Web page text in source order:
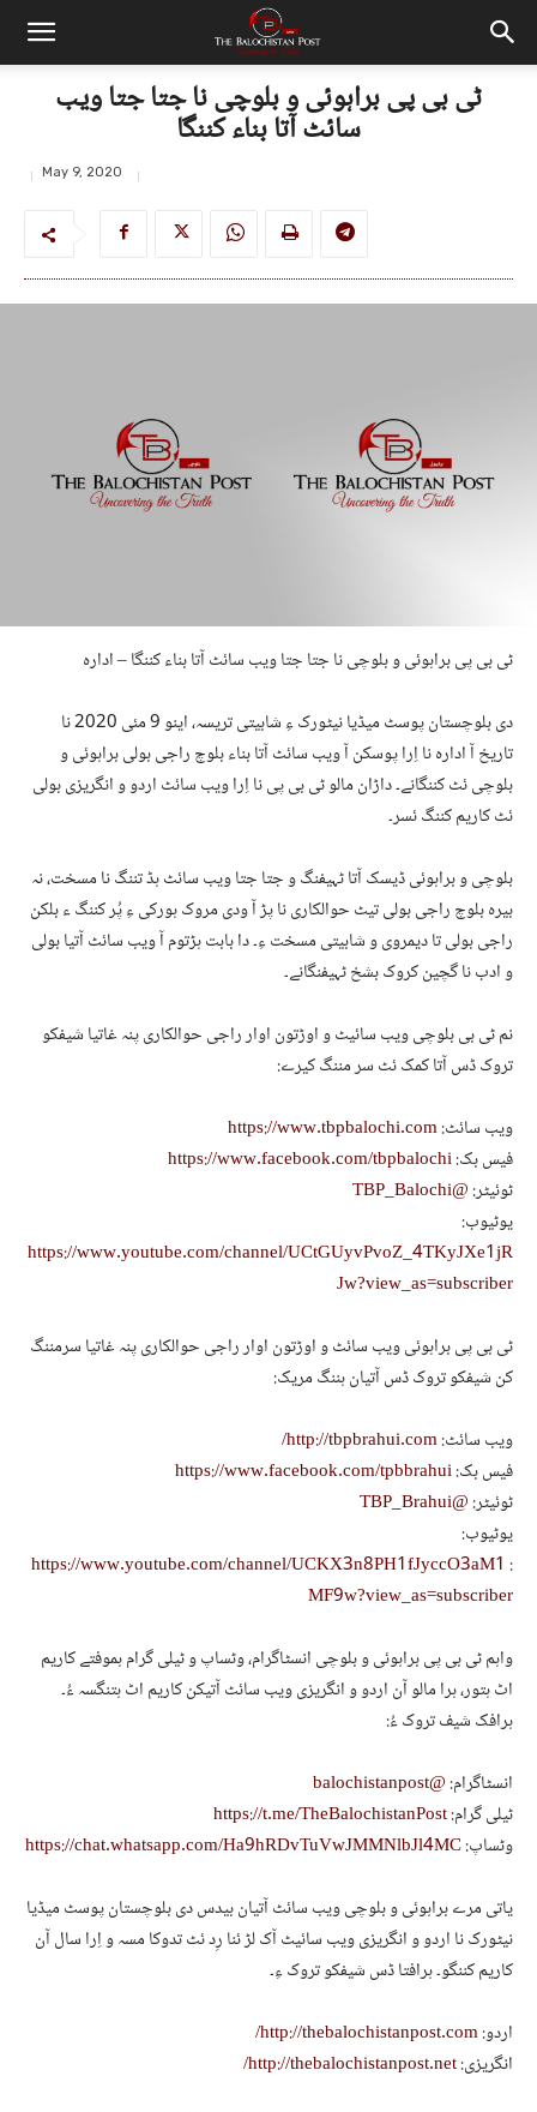
ٹی بی پی براہوئی و بلوچی نا جتا جتا ویب
سائٹ آتا بناء کننگا
May 9, 2020
ٹی بی پی براہوئی و بلوچی نا جتا جتا ویب سائٹ آتا بناء کننگا – ادارہ
دی بلوچستان پوسٹ میڈیا نیٹورک ءِ شابیتی تریسہ، اینو 9 مئی 2020 نا
تاریخ آ ادارہ نا اِرا پوسکن آ ویب سائٹ آتا بناء بلوچ راجی بولی براہوئی و
بلوچی ئٹ کننگانے۔ داڑان مالو ٹی بی پی نا اِرا ویب سائٹ اردو و انگریزی بولی
ئٹ کاریم کننگ ئسر۔
بلوچی و براہوئی ڈیسک آتا ٹہیفنگ و جتا جتا ویب سائٹ ہڈ تننگ نا مسخت، نہ
بیرہ بلوچ راجی بولی تیٹ حوالکاری نا پڑ آ ودی مروک ہورکی ءِ پُر کننگ ء بلکن
راجی بولی تا دیمروی و شابیتی مسخت ءِ۔ دا بابت ہڑتوم آ ویب سائٹ آتیا بولی
و ادب نا گچین کروک بشخ ٹہیفنگانے۔
نم ٹی بی بلوچی ویب سائیٹ و اوڑتون اوار راجی حوالکاری پنہ غاتیا شیفکو
تروک ڈس آتا کمک ئٹ سر مننگ کیرے:
ویب سائٹ:https://www.tbpbalochi.com
فیس بک:https://www.facebook.com/tbpbalochi
ٹوئیٹر:@TBP_Balochi
یوٹیوب:
https://www.youtube.com/channel/UCtGUyvPvoZ_4TKyJXe1jR
Jw?view_as=subscriber
ٹی بی پی براہوئی ویب سائٹ و اوڑتون اوار راجی حوالکاری پنہ غاتیا سرمننگ
کن شیفکو تروک ڈس آتیان ہننگ مریک:
ویب سائٹ:http://tbpbrahui.com/
فیس بک:https://www.facebook.com/tpbbrahui
ٹوئیٹر:@TBP_Brahui
یوٹیوب:
:
https://www.youtube.com/channel/UCKX3n8PH1fJyccO3aM1
MF9w?view_as=subscriber
واہم ٹی بی پی براہوئی و بلوچی انسٹاگرام، وٹساپ و ٹیلی گرام ہموفتے کاریم
اٹ ہتور، ہرا مالو آن اردو و انگریزی ویب سائٹ آتیکن کاریم اٹ ہتنگسہ ءُ۔
ہرافک شیف تروک ءُ:
انسٹاگرام:@balochistanpost
ٹیلی گرام:https://t.me/TheBalochistanPost
وٹساپ:https://chat.whatsapp.com/Ha9hRDvTuVwJMMNlbJl4MC
یاتی مرے براہوئی و بلوچی ویب سائٹ آتیان بیدس دی بلوچستان پوسٹ میڈیا
نیٹورک نا اردو و انگریزی ویب سائیٹ آک لڑ ئنا رِد ئٹ تدوکا مسہ و اِرا سال آن
کاریم کننگو۔ ہرافتا ڈس شیفکو تروک ءِ۔
اردو:http://thebalochistanpost.com/
انگریزی:http://thebalochistanpost.net/